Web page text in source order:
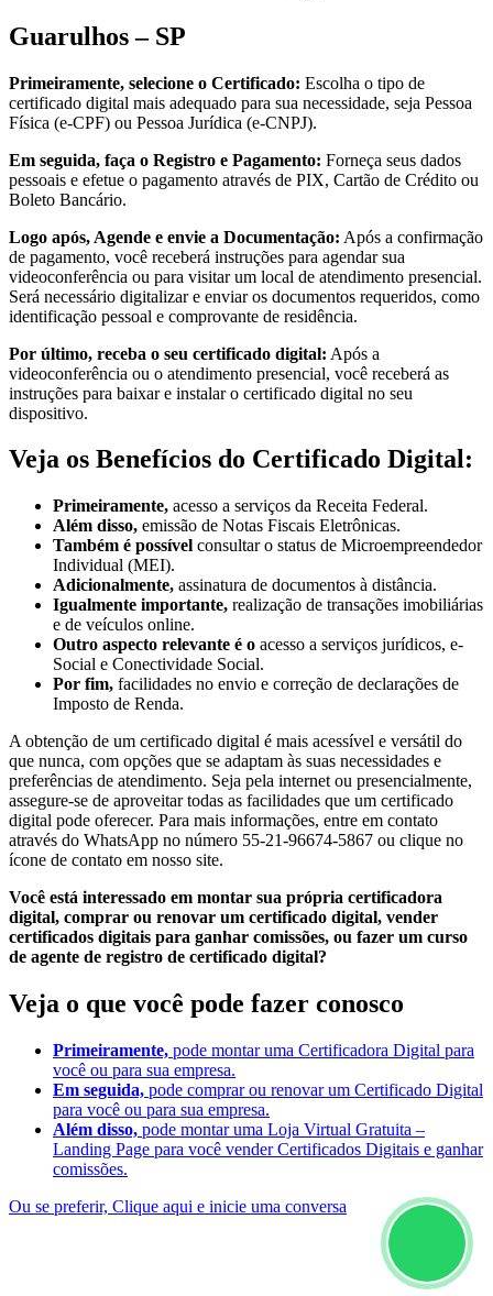
Guarulhos – SP
Primeiramente, selecione o Certificado: Escolha o tipo de
certificado digital mais adequado para sua necessidade, seja Pessoa
Física (e-CPF) ou Pessoa Jurídica (e-CNPJ).
Em seguida, faça o Registro e Pagamento: Forneça seus dados
pessoais e efetue o pagamento através de PIX, Cartão de Crédito ou
Boleto Bancário.
Logo após, Agende e envie a Documentação: Após a confirmação
de pagamento, você receberá instruções para agendar sua
videoconferência ou para visitar um local de atendimento presencial.
Será necessário digitalizar e enviar os documentos requeridos, como
identificação pessoal e comprovante de residência.
Por último, receba o seu certificado digital: Após a
videoconferência ou o atendimento presencial, você receberá as
instruções para baixar e instalar o certificado digital no seu
dispositivo.
Veja os Benefícios do Certificado Digital:
Primeiramente, acesso a serviços da Receita Federal.
Além disso, emissão de Notas Fiscais Eletrônicas.
Também é possível consultar o status de Microempreendedor
Individual (MEI).
Adicionalmente, assinatura de documentos à distância.
Igualmente importante, realização de transações imobiliárias
e de veículos online.
Outro aspecto relevante é o acesso a serviços jurídicos, e-
Social e Conectividade Social.
Por fim, facilidades no envio e correção de declarações de
Imposto de Renda.
A obtenção de um certificado digital é mais acessível e versátil do
que nunca, com opções que se adaptam às suas necessidades e
preferências de atendimento. Seja pela internet ou presencialmente,
assegure-se de aproveitar todas as facilidades que um certificado
digital pode oferecer. Para mais informações, entre em contato
através do WhatsApp no número 55-21-96674-5867 ou clique no
ícone de contato em nosso site.
Você está interessado em montar sua própria certificadora
digital, comprar ou renovar um certificado digital, vender
certificados digitais para ganhar comissões, ou fazer um curso
de agente de registro de certificado digital?
Veja o que você pode fazer conosco
Primeiramente, pode montar uma Certificadora Digital para
você ou para sua empresa.
Em seguida, pode comprar ou renovar um Certificado Digital
para você ou para sua empresa.
Além disso, pode montar uma Loja Virtual Gratuita –
Landing Page para você vender Certificados Digitais e ganhar
comissões.
Ou se preferir, Clique aqui e inicie uma conversa